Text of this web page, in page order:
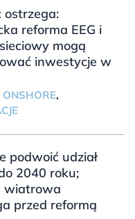
ostrzega:
reforma EEG i
mogą
inwestycje w
ONSHORE,
podwoić udział
2040 roku;
wiatrowa
przed reformą